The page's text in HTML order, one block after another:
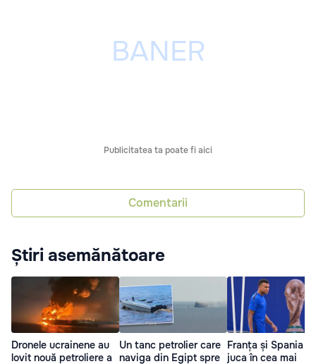
Publicitatea ta poate fi aici
Comentarii
Știri asemănătoare
Dronele ucrainene au
lovit nouă petroliere a
Un tanc petrolier care
naviga din Egipt spre
Franța și Spania
juca în cea mai